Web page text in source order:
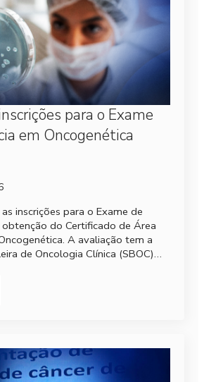
para o Exame
em Oncogenética
inscrições para o Exame de
do Certificado de Área
A avaliação tem a
de Oncologia Clínica (SBOC)…